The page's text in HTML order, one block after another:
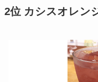
2位 カシスオレン